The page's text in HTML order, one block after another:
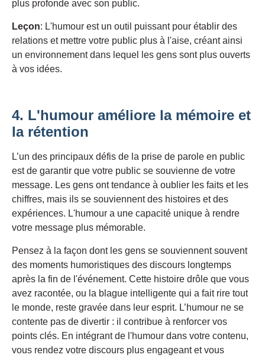
plus profonde avec son public.
Leçon: L'humour est un outil puissant pour établir des
relations et mettre votre public plus à l'aise, créant ainsi
un environnement dans lequel les gens sont plus ouverts
à vos idées.
4. L'humour améliore la mémoire et
la rétention
L’un des principaux défis de la prise de parole en public
est de garantir que votre public se souvienne de votre
message. Les gens ont tendance à oublier les faits et les
chiffres, mais ils se souviennent des histoires et des
expériences. L'humour a une capacité unique à rendre
votre message plus mémorable.
Pensez à la façon dont les gens se souviennent souvent
des moments humoristiques des discours longtemps
après la fin de l'événement. Cette histoire drôle que vous
avez racontée, ou la blague intelligente qui a fait rire tout
le monde, reste gravée dans leur esprit. L’humour ne se
contente pas de divertir : il contribue à renforcer vos
points clés. En intégrant de l'humour dans votre contenu,
vous rendez votre discours plus engageant et vous